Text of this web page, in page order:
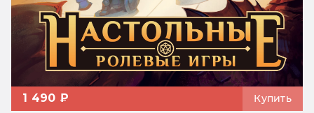
1 490 ₽ Купить